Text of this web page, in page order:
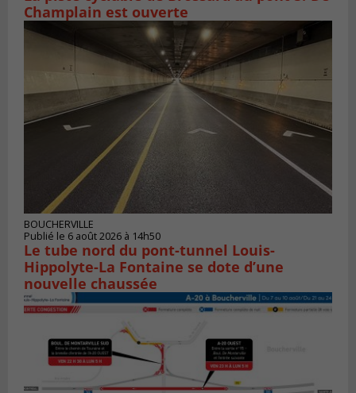
Champlain est ouverte
BOUCHERVILLE
Publié le 6 août 2026 à 14h50
Le tube nord du pont-tunnel Louis-
Hippolyte-La Fontaine se dote d’une
nouvelle chaussée